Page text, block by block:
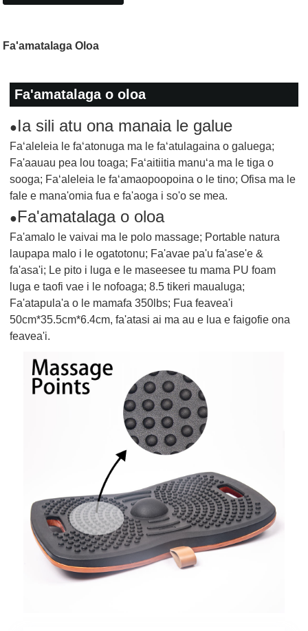
Fa'amatalaga Oloa
Fa'amatalaga o oloa
●Ia sili atu ona manaia le galue
Faʻaleleia le faʻatonuga ma le faʻatulagaina o galuega;
Fa'aauau pea lou toaga; Faʻaitiitia manuʻa ma le tiga o
sooga; Faʻaleleia le faʻamaopoopoina o le tino; Ofisa ma le
fale e mana'omia fua e fa'aoga i so'o se mea.
●Fa'amatalaga o oloa
Fa'amalo le vaivai ma le polo massage; Portable natura
laupapa malo i le ogatotonu; Fa'avae pa'u fa'ase'e &
fa'asa'i; Le pito i luga e le maseesee tu mama PU foam
luga e taofi vae i le nofoaga; 8.5 tikeri maualuga;
Fa'atapula'a o le mamafa 350lbs; Fua feavea'i
50cm*35.5cm*6.4cm, fa'atasi ai ma au e lua e faigofie ona
feavea'i.